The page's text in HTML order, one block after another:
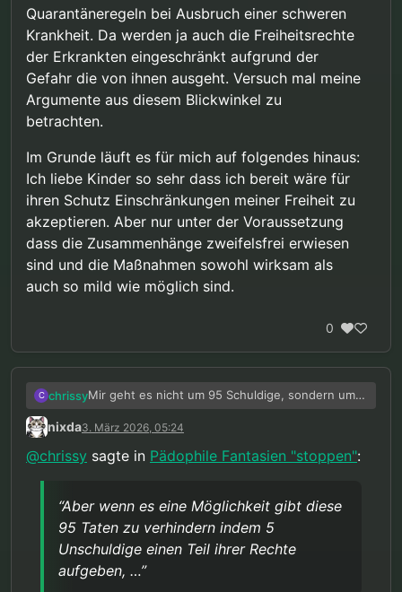
Quarantäneregeln bei Ausbruch einer schweren
Krankheit. Da werden ja auch die Freiheitsrechte
der Erkrankten eingeschränkt aufgrund der
Gefahr die von ihnen ausgeht. Versuch mal meine
Argumente aus diesem Blickwinkel zu
betrachten.
Im Grunde läuft es für mich auf folgendes hinaus:
Ich liebe Kinder so sehr dass ich bereit wäre für
ihren Schutz Einschränkungen meiner Freiheit zu
akzeptieren. Aber nur unter der Voraussetzung
dass die Zusammenhänge zweifelsfrei erwiesen
sind und die Maßnahmen sowohl wirksam als
auch so mild wie möglich sind.
0
C chrissyMir geht es nicht um 95 Schuldige, sondern um
95 unschuldige Opfer. Wenn es nur darum ginge
Täter nach der Tat zu bestrafen würde ich dir
diese 95 Taten zu verhindern indem 5
dann ist das etwas anderes.
Zudem rede ich nicht von einer “gewissen
hohen Wahrscheinlichkeit. Wenn 95% einer
und Steuerungsfähigkeit in dieser Gruppe
offensichtlich eben nicht mehr gegeben sondern
eher die Ausnahme.
Die Rechte der 95 zukünftigen Opfer werden
bestrafen macht die Tat nicht ungeschehen und
beseitigt nicht den Schaden. In diesem
hypothetischen Szenario ist es möglich das
Unrecht komplett zu verhindern, wobei der Preis
von 5 zu 95 meiner Meinung nach gerechtfertigt
ist. Natürlich muss die Balance zwischen dem
nixda3. März 2026, 05:24
@chrissy sagte in Pädophile Fantasien "stoppen":
“Aber wenn es eine Möglichkeit gibt diese
95 Taten zu verhindern indem 5
Unschuldige einen Teil ihrer Rechte
aufgeben, …”